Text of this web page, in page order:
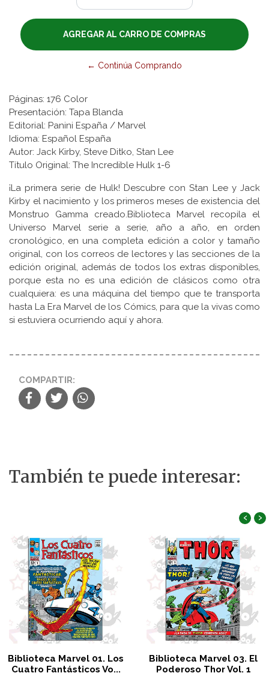
← Continúa Comprando
Páginas: 176 Color
Presentación: Tapa Blanda
Editorial: Panini España / Marvel
Idioma: Español España
Autor: Jack Kirby, Steve Ditko, Stan Lee
Título Original: The Incredible Hulk 1-6
¡La primera serie de Hulk! Descubre con Stan Lee y Jack
Kirby el nacimiento y los primeros meses de existencia del
Monstruo Gamma creado.Biblioteca Marvel recopila el
Universo Marvel serie a serie, año a año, en orden
cronológico, en una completa edición a color y tamaño
original, con los correos de lectores y las secciones de la
edición original, además de todos los extras disponibles,
porque esta no es una edición de clásicos como otra
cualquiera: es una máquina del tiempo que te transporta
hasta La Era Marvel de los Cómics, para que la vivas como
si estuviera ocurriendo aquí y ahora.
COMPARTIR:
También te puede interesar:
Biblioteca Marvel 01. Los
Cuatro Fantásticos Vo...
Biblioteca Marvel 03. El
Poderoso Thor Vol. 1
‹ ›